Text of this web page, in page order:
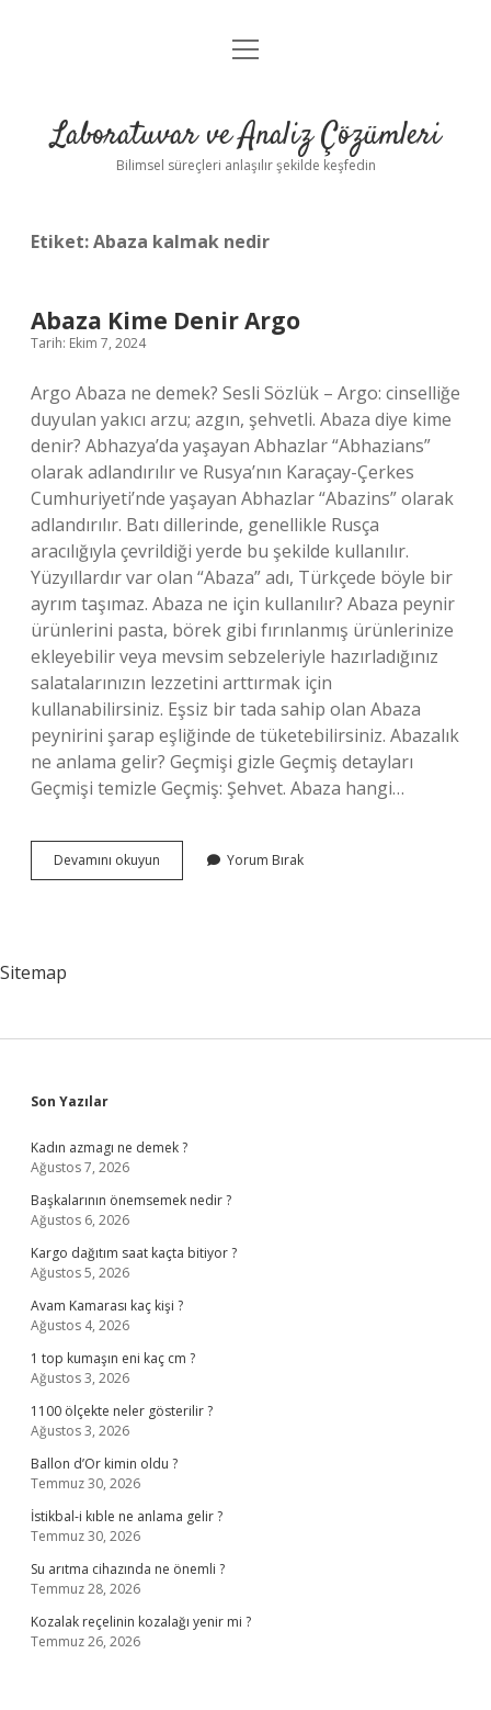
Anasayfa
Yasal Uyarı
menüyü
Laboratuvar ve Analiz Çözümleri
Bilimsel süreçleri anlaşılır şekilde keşfedin
Etiket:Abaza kalmak nedir
Abaza Kime Denir Argo
Tarih: Ekim 7, 2024
Argo Abaza ne demek? Sesli Sözlük – Argo: cinselliğe
duyulan yakıcı arzu; azgın, şehvetli. Abaza diye kime
denir? Abhazya’da yaşayan Abhazlar “Abhazians”
olarak adlandırılır ve Rusya’nın Karaçay-Çerkes
Cumhuriyeti’nde yaşayan Abhazlar “Abazins” olarak
adlandırılır. Batı dillerinde, genellikle Rusça
aracılığıyla çevrildiği yerde bu şekilde kullanılır.
Yüzyıllardır var olan “Abaza” adı, Türkçede böyle bir
ayrım taşımaz. Abaza ne için kullanılır? Abaza peynir
ürünlerini pasta, börek gibi fırınlanmış ürünlerinize
ekleyebilir veya mevsim sebzeleriyle hazırladığınız
salatalarınızın lezzetini arttırmak için
kullanabilirsiniz. Eşsiz bir tada sahip olan Abaza
peynirini şarap eşliğinde de tüketebilirsiniz. Abazalık
ne anlama gelir? Geçmişi gizle Geçmiş detayları
Geçmişi temizle Geçmiş: Şehvet. Abaza hangi…
Devamını okuyun
Kime
Yorum Bırak
Sitemap
Sidebar
Son Yazılar
Kadın azmagı ne demek ?
Ağustos 7, 2026
Başkalarının önemsemek nedir ?
Ağustos 6, 2026
Kargo dağıtım saat kaçta bitiyor ?
Ağustos 5, 2026
Avam Kamarası kaç kişi ?
Ağustos 4, 2026
1 top kumaşın eni kaç cm ?
Ağustos 3, 2026
1100 ölçekte neler gösterilir ?
Ağustos 3, 2026
Ballon d’Or kimin oldu ?
Temmuz 30, 2026
İstikbal-i kıble ne anlama gelir ?
Temmuz 30, 2026
Su arıtma cihazında ne önemli ?
Temmuz 28, 2026
Kozalak reçelinin kozalağı yenir mi ?
Temmuz 26, 2026